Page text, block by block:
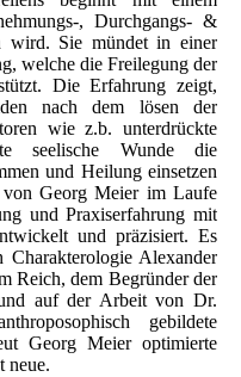
, Durchgangs- &
wird. Sie mündet in einer
welche die Freilegung der
Die Erfahrung zeigt,
nach dem lösen der
wie z.b. unterdrückte
seelische Wunde die
und Heilung einsetzen
Georg Meier im Laufe
und Praxiserfahrung mit
und präzisiert. Es
Charakterologie Alexander
Reich, dem Begründer der
auf der Arbeit von Dr.
gebildete
Georg Meier optimierte
neue.